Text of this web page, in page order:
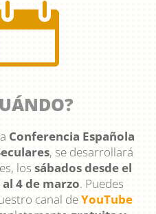
Conferencia Española
, se desarrollará
lossábados desde el
4 de marzo. Puedes
canal deYouTube